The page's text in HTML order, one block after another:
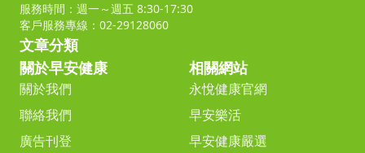
服務時間：週一～週五 8:30-17:30
客戶服務專線：02-29128060
文章分類
關於早安健康
關於我們
聯絡我們
廣告刊登
相關網站
永悅健康官網
早安樂活
早安健康嚴選